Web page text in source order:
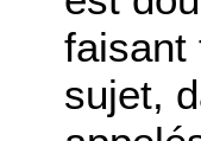
faisant
sujet,